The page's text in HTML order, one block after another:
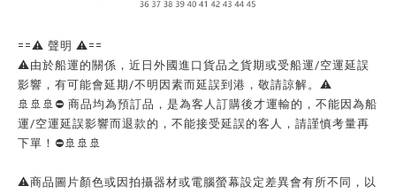
==⚠️ 聲明 ⚠️==
⚠️由於船運的關係，近日外國進口貨品之貨期或受船運/空運延誤
影響，有可能會延期/不明因素而延誤到港，敬請諒解。⚠️
🚢🚢🚢⛔ 商品均為預訂品，是為客人訂購後才運輸的，不能因為船
運/空運延誤影響而退款的，不能接受延誤的客人，請謹慎考量再
下單！⛔🚢🚢🚢
⚠️商品圖片顏色或因拍攝器材或電腦螢幕設定差異會有所不同，以